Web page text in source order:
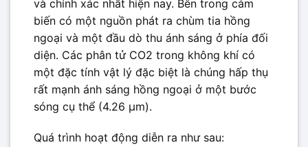
và chính xác nhất hiện nay. Bên trong cảm
biến có một nguồn phát ra chùm tia hồng
ngoại và một đầu dò thu ánh sáng ở phía đối
diện. Các phân tử CO2 trong không khí có
một đặc tính vật lý đặc biệt là chúng hấp thụ
rất mạnh ánh sáng hồng ngoại ở một bước
sóng cụ thể (4.26 μm).
Quá trình hoạt động diễn ra như sau: